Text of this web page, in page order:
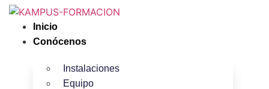
Inicio
Conócenos
Instalaciones
Equipo